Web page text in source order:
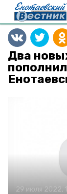
Два
29 июля 2022,